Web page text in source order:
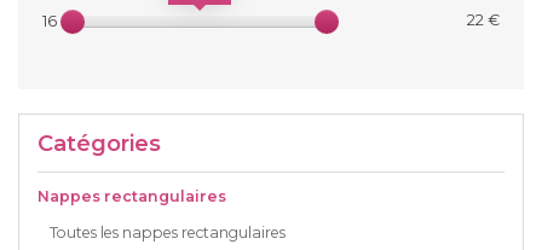
16 € 22 €
Catégories
Nappes rectangulaires
Toutes les nappes rectangulaires